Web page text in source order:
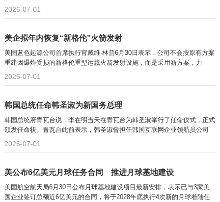
2026-07-01
美企拟年内恢复“新格伦”火箭发射
美国蓝色起源公司首席执行官戴维·林普6月30日表示，公司不会按原有方案
重建因爆炸受损的新格伦重型运载火箭发射设施，而是采用新方案，力
2026-07-01
韩国总统任命韩圣淑为新国务总理
韩国总统府青瓦台说，李在明当天在青瓦台为韩圣淑举行了任命仪式，正式
颁发任命状。青瓦台此前表示，韩圣淑曾担任韩国互联网企业领航员公司
2026-07-01
美公布6亿美元月球任务合同 推进月球基地建设
美国航空航天局6月30日公布月球基地建设项目最新安排，表示已与3家美
国企业签订总额近6亿美元的合同，将于2028年底执行4次新的月球着陆任